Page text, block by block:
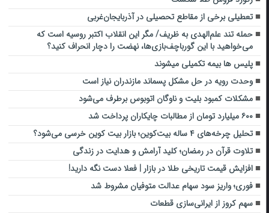
تعطیلی برخی از مقاطع تحصیلی در آذربایجان‌غربی
حمله تند علم‌الهدی به ظریف/ مگر این انقلاب اکتبر روسیه است که
می‌خواهید با این گورباچف‌بازی‌ها، نهضت را دچار انحراف کنید؟
پلیس ها بیمه تکمیلی میشوند
وحدت رویه در حل مشکل پسماند مازندران نیاز است
مشکلات کمبود بلیت و ناوگان اتوبوس برطرف می‌شود
۶۰۰ میلیارد تومان از مطالبات چایکاران پرداخت شد
تحلیل چرخه‌های ۴ ساله بیت‌کوین؛ بازار بیت کوین خرسی می‌شود؟
تلاوت قرآن در رمضان؛ کلید آرامش و هدایت در زندگی
افزایش قیمت تاریخی طلا در بازار | فعلا دست نگه دارید!
فوری؛ واریز سود سهام عدالت متوفیان مشروط شد
سهم کروز از ایرانی‌سازی قطعات